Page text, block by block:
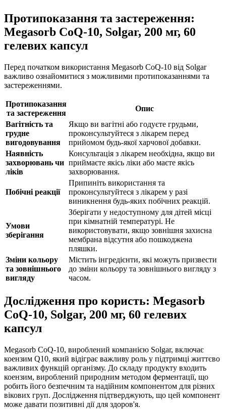
Протипоказання та застереження:
Megasorb CoQ-10, Solgar, 200 мг, 60
гелевих капсул
Перед початком використання Megasorb CoQ-10 від Solgar
важливо ознайомитися з можливими протипоказаннями та
застереженнями.
Протипоказання
та застереження
Опис
Вагітність та
грудне
вигодовування
Якщо ви вагітні або годуєте грудьми,
проконсультуйтеся з лікарем перед
прийомом будь-якої харчової добавки.
Наявність
захворювань чи
ліків
Консультація з лікарем необхідна, якщо ви
приймаєте якісь ліки або маєте якісь
захворювання.
Побічні реакції
Припиніть використання та
проконсультуйтеся з лікарем у разі
виникнення будь-яких побічних реакцій.
Умови
зберігання
Зберігати у недоступному для дітей місці
при кімнатній температурі. Не
використовувати, якщо зовнішня захисна
мембрана відсутня або пошкоджена
пляшки.
Зміни кольору
та зовнішнього
вигляду
Містить інгредієнти, які можуть призвести
до зміни кольору та зовнішнього вигляду з
часом.
Дослідження про користь: Megasorb
CoQ-10, Solgar, 200 мг, 60 гелевих
капсул
Megasorb CoQ-10, вироблений компанією Solgar, включає
коензим Q10, який відіграє важливу роль у підтримці життєво
важливих функцій організму. До складу продукту входить
коензим, вироблений природним методом ферментації, що
робить його безпечним та надійним компонентом для різних
вікових груп. Дослідження підтверджують, що цей компонент
може давати позитивні дії для здоров'я.